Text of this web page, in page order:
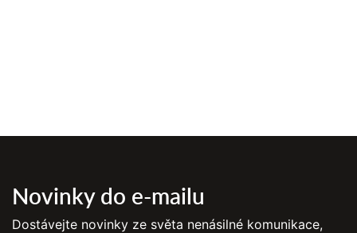
Novinky do e-mailu
Dostávejte novinky ze světa nenásilné komunikace,